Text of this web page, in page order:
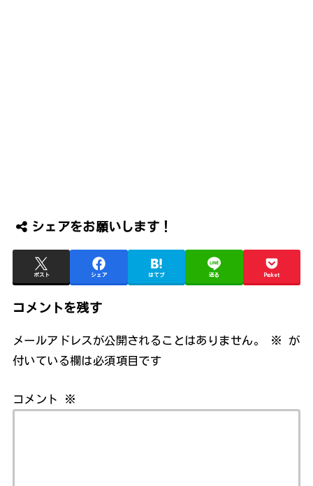
シェアをお願いします！
ポスト シェア はてブ 送る Pocket
コメントを残す
メールアドレスが公開されることはありません。 ※
が
付いている欄は必須項目です
コメント ※